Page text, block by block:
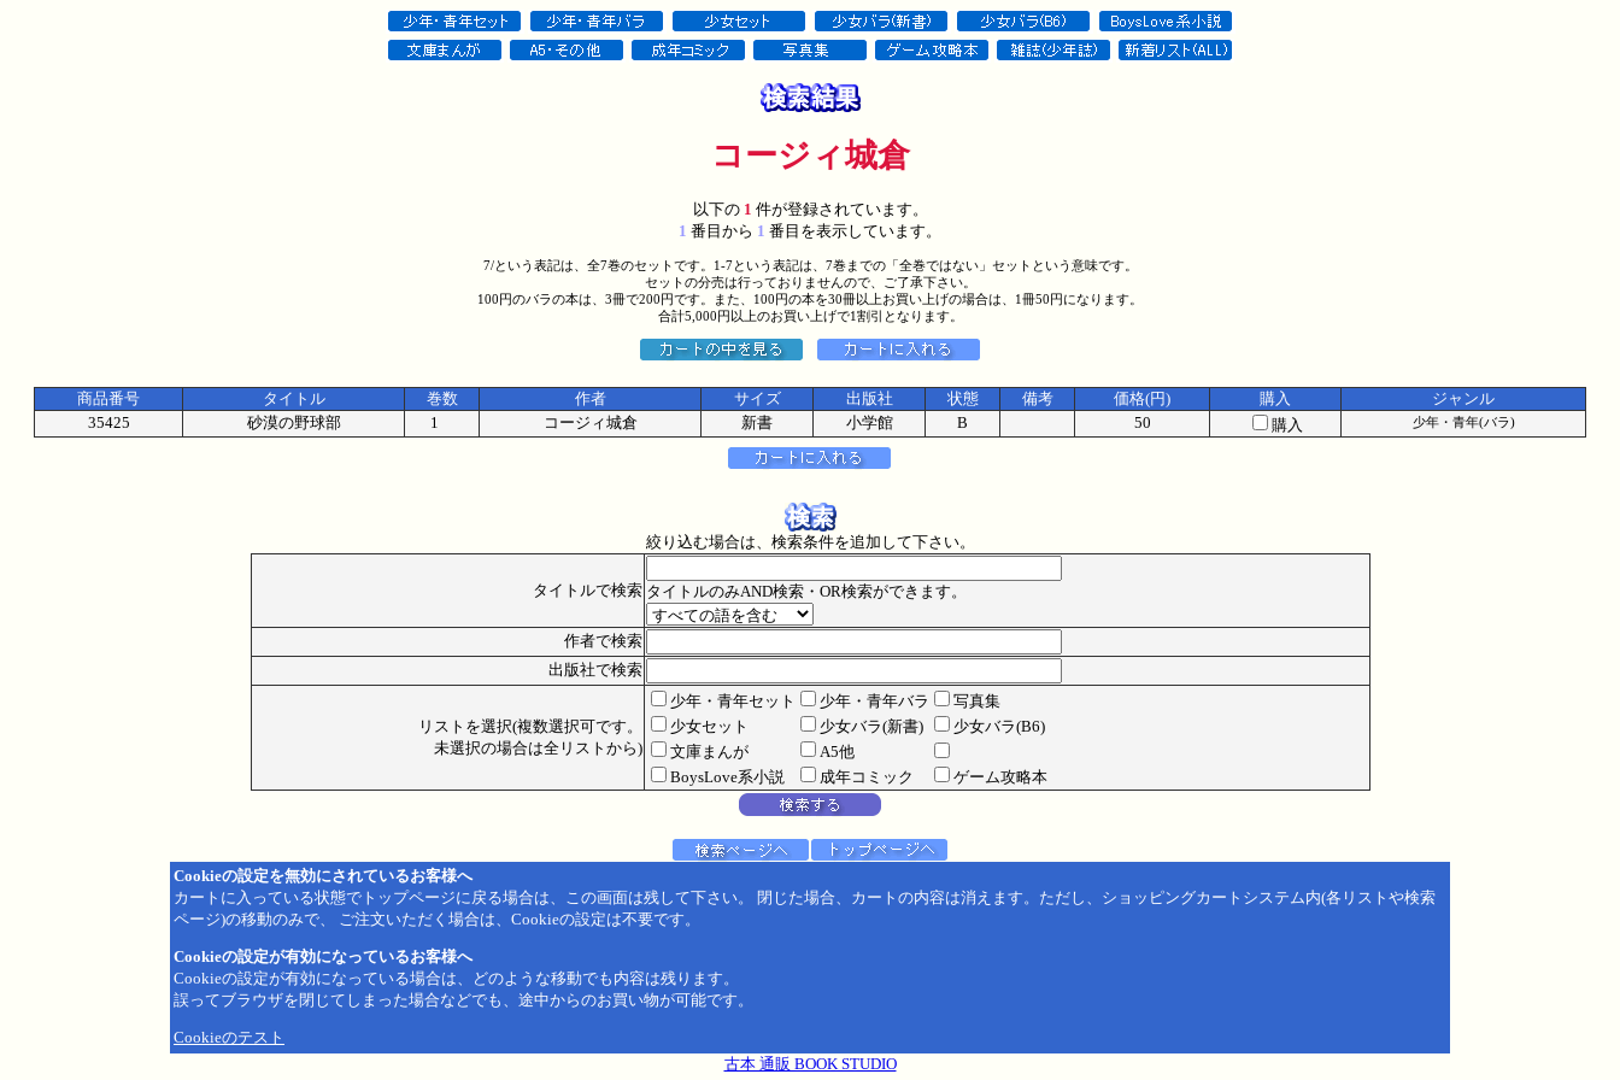
コージィ城倉
以下の1 件が登録されています。
1 番目から 1 番目を表示しています。
7/という表記は、全7巻のセットです。1-7という表記は、7巻までの「全巻ではない」セットという意味です。
セットの分売は行っておりませんので、ご了承下さい。
100円のバラの本は、3冊で200円です。また、100円の本を30冊以上お買い上げの場合は、1冊50円になります。
合計5,000円以上のお買い上げで1割引となります。
商品番号 タイトル 巻数 作者 サイズ 出版社 状態 備考 価格(円) 購入
ジャンル
35425
砂漠の野球部 1 コージィ城倉 新書 小学館 B 50 購入 少年・青年(バラ)
絞り込む場合は、検索条件を追加して下さい。
タイトルで検索 タイトルのみAND検索・OR検索ができます。
作者で検索
出版社で検索
リストを選択(複数選択可です。
未選択の場合は全リストから)
少年・青年セット 少年・青年バラ
写真集
少女セット
少女バラ(新書)
少女バラ(B6)
文庫まんが
A5他
BoysLove系小説
成年コミック ゲーム攻略本
Cookieの設定を無効にされているお客様へ
カートに入っている状態でトップページに戻る場合は、この画面は残して下さい。 閉じた場合、カートの内容は消えます。ただし、ショッピングカートシステム内(各リストや検索
ページ)の移動のみで、 ご注文いただく場合は、Cookieの設定は不要です。
Cookieの設定が有効になっているお客様へ
Cookieの設定が有効になっている場合は、どのような移動でも内容は残ります。
誤ってブラウザを閉じてしまった場合などでも、途中からのお買い物が可能です。
Cookieのテスト
古本 通販 BOOK STUDIO